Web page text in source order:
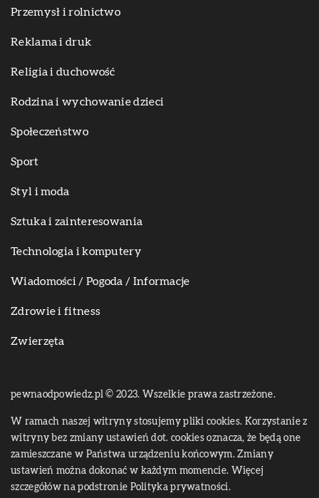
Przemysł i rolnictwo
Reklama i druk
Religia i duchowość
Rodzina i wychowanie dzieci
Społeczeństwo
Sport
Styl i moda
Sztuka i zainteresowania
Technologia i komputery
Wiadomości / Pogoda / Informacje
Zdrowie i fitness
Zwierzęta
pewnaodpowiedz.pl © 2023. Wszelkie prawa zastrzeżone.
W ramach naszej witryny stosujemy pliki cookies. Korzystanie z
witryny bez zmiany ustawień dot. cookies oznacza, że będą one
zamieszczane w Państwa urządzeniu końcowym. Zmiany
ustawień można dokonać w każdym momencie. Więcej
szczegółów na podstronie Polityka prywatności.